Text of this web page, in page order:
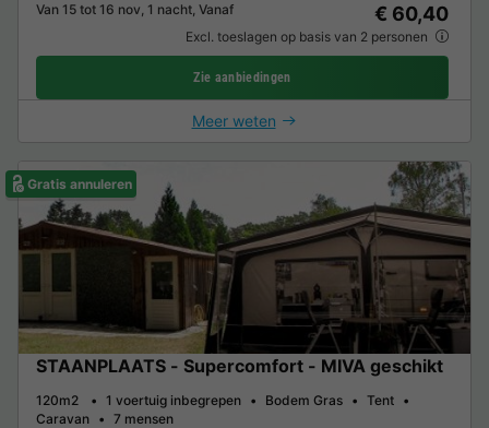
Van 15 tot 16 nov, 1 nacht, Vanaf
€ 60,40
Excl. toeslagen op basis van 2 personen
Zie aanbiedingen
Meer weten
Gratis annuleren
STAANPLAATS - Supercomfort - MIVA geschikt
120m2 1 voertuig inbegrepen Bodem Gras
Tent
Caravan
7 mensen